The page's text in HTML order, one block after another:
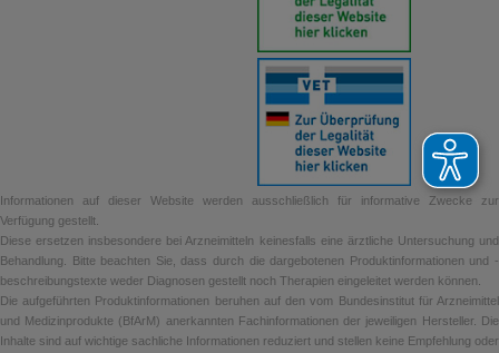
Informationen auf dieser Website werden ausschließlich für informative Zwecke zur
Verfügung gestellt.
Diese ersetzen insbesondere bei Arzneimitteln keinesfalls eine ärztliche Untersuchung und
Behandlung. Bitte beachten Sie, dass durch die dargebotenen Produktinformationen und -
beschreibungstexte weder Diagnosen gestellt noch Therapien eingeleitet werden können.
Die aufgeführten Produktinformationen beruhen auf den vom Bundesinstitut für Arzneimittel
und Medizinprodukte (BfArM) anerkannten Fachinformationen der jeweiligen Hersteller. Die
Inhalte sind auf wichtige sachliche Informationen reduziert und stellen keine Empfehlung oder